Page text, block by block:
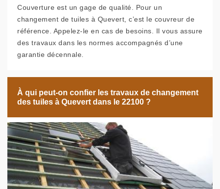
Couverture est un gage de qualité. Pour un
changement de tuiles à Quevert, c’est le couvreur de
référence. Appelez-le en cas de besoins. Il vous assure
des travaux dans les normes accompagnés d’une
garantie décennale.
À qui peut-on confier les travaux de changement
des tuiles à Quevert dans le 22100 ?